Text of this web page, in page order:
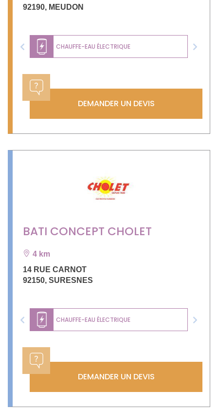
92190, MEUDON
CHAUFFE-EAU ÉLECTRIQUE
Previous Next
DEMANDER UN DEVIS
BATI CONCEPT CHOLET
4 km
14 RUE CARNOT
92150, SURESNES
CHAUFFE-EAU ÉLECTRIQUE
Previous Next
DEMANDER UN DEVIS